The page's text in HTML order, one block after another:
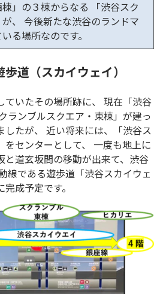
」の３棟からなる 「渋谷スク
、 今後新たな渋谷のランドマ
る場所なのです。
道（スカイウェイ）
ていたその場所跡に、 現在「渋谷
ランブルスクエア・東棟」が建っ
したが、 近い将来には、「渋谷ス
をセンターとして、 一度も地上に
と道玄坂間の移動が出来て、渋谷
線である遊歩道「渋谷スカイウェ
成予定です。